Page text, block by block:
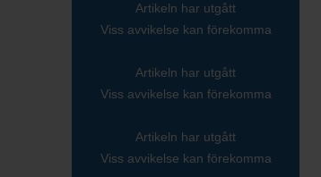
Artikeln har utgått
Viss avvikelse kan förekomma
Artikeln har utgått
Viss avvikelse kan förekomma
Artikeln har utgått
Viss avvikelse kan förekomma